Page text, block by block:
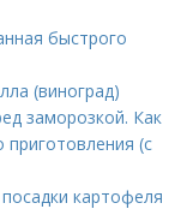
быстрого
(виноград)
заморозкой. Как
(с
картофеля